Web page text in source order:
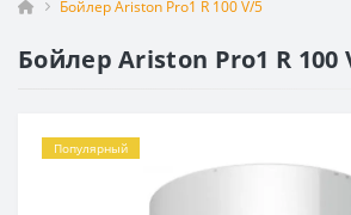
Бойлер Ariston Pro1 R 100 V/5
Бойлер Ariston Pro1 R 100
Популярный